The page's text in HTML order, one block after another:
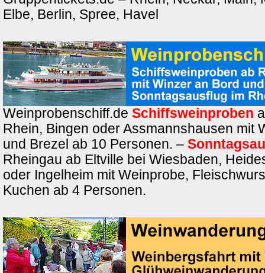
Elbe, Berlin, Spree, Havel
Weinprobenschiff.de Schiffsweinproben
Rhein, Bingen oder Assmannshausen mit
und Brezel ab 10 Personen. –
Rheingau ab Eltville bei Wiesbaden,
oder Ingelheim mit Weinprobe,
Kuchen ab 4 Personen.